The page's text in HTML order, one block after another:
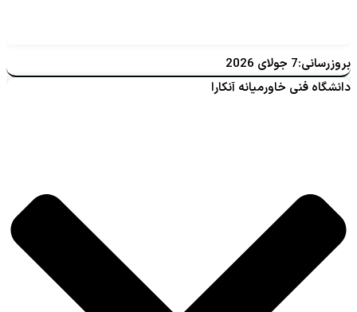
بروزرسانی:7 جولای 2026
دانشگاه فنی خاورمیانه آنکارا